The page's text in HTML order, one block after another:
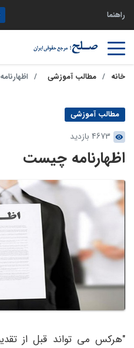
راهنما
خانه مطالب آموزشی
مطالب آموزشی
4673 بازدید
اظهارنامه چیست
"هرکس می­ تواند قبل از